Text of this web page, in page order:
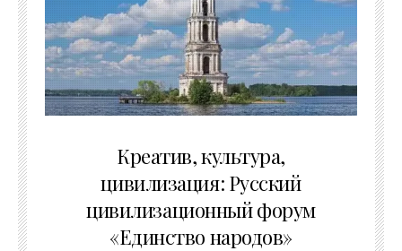
Креатив, культура,
цивилизация: Русский
цивилизационный форум
«Единство народов»